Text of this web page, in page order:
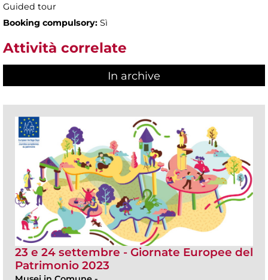
Guided tour
Booking compulsory: Sì
Attività correlate
In archive
23 e 24 settembre - Giornate Europee del
Patrimonio 2023